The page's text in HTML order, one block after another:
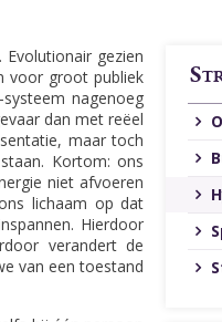
gezien
voor groot publiek
nagenoeg
dan met reëel
maar toch
Kortom: ons
niet afvoeren
lichaam op dat
Hierdoor
verandert de
van een toestand